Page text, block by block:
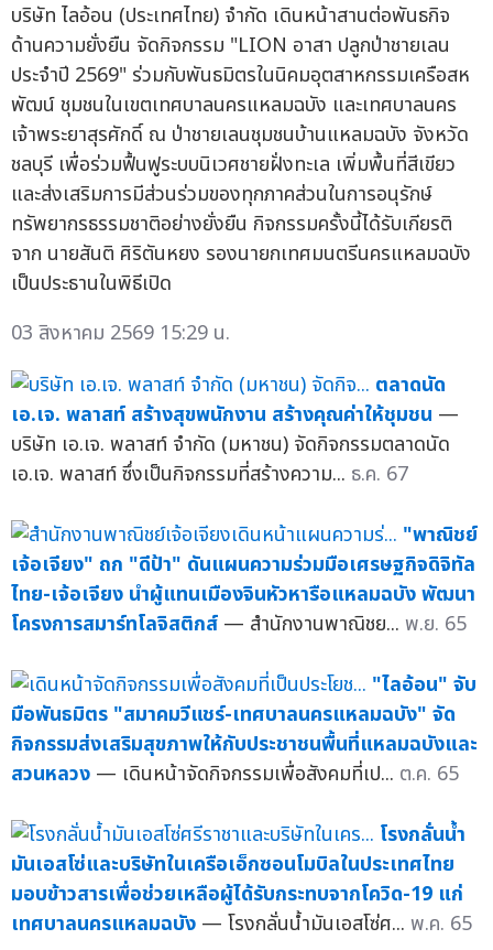
บริษัท ไลอ้อน (ประเทศไทย) จำกัด เดินหน้าสานต่อพันธกิจ
ด้านความยั่งยืน จัดกิจกรรม "LION อาสา ปลูกป่าชายเลน
ประจำปี 2569" ร่วมกับพันธมิตรในนิคมอุตสาหกรรมเครือสห
พัฒน์ ชุมชนในเขตเทศบาลนครแหลมฉบัง และเทศบาลนคร
เจ้าพระยาสุรศักดิ์ ณ ป่าชายเลนชุมชนบ้านแหลมฉบัง จังหวัด
ชลบุรี เพื่อร่วมฟื้นฟูระบบนิเวศชายฝั่งทะเล เพิ่มพื้นที่สีเขียว
และส่งเสริมการมีส่วนร่วมของทุกภาคส่วนในการอนุรักษ์
ทรัพยากรธรรมชาติอย่างยั่งยืน กิจกรรมครั้งนี้ได้รับเกียรติ
จาก นายสันติ ศิริตันหยง รองนายกเทศมนตรีนครแหลมฉบัง
เป็นประธานในพิธีเปิด
03 สิงหาคม 2569 15:29 น.
ตลาดนัด
เอ.เจ. พลาสท์ สร้างสุขพนักงาน สร้างคุณค่าให้ชุมชน —
บริษัท เอ.เจ. พลาสท์ จำกัด (มหาชน) จัดกิจกรรมตลาดนัด
เอ.เจ. พลาสท์ ซึ่งเป็นกิจกรรมที่สร้างความ... ธ.ค. 67
"พาณิชย์
เจ้อเจียง" ถก "ดีป้า" ดันแผนความร่วมมือเศรษฐกิจดิจิทัล
ไทย-เจ้อเจียง นำผู้แทนเมืองจินหัวหารือแหลมฉบัง พัฒนา
โครงการสมาร์ทโลจิสติกส์ — สำนักงานพาณิชย... พ.ย. 65
"ไลอ้อน" จับ
มือพันธมิตร "สมาคมวีแชร์-เทศบาลนครแหลมฉบัง" จัด
กิจกรรมส่งเสริมสุขภาพให้กับประชาชนพื้นที่แหลมฉบังและ
สวนหลวง — เดินหน้าจัดกิจกรรมเพื่อสังคมที่เป... ต.ค. 65
โรงกลั่นน้ำ
มันเอสโซ่และบริษัทในเครือเอ็กซอนโมบิลในประเทศไทย
มอบข้าวสารเพื่อช่วยเหลือผู้ได้รับกระทบจากโควิด-19 แก่
เทศบาลนครแหลมฉบัง — โรงกลั่นน้ำมันเอสโซ่ศ... พ.ค. 65